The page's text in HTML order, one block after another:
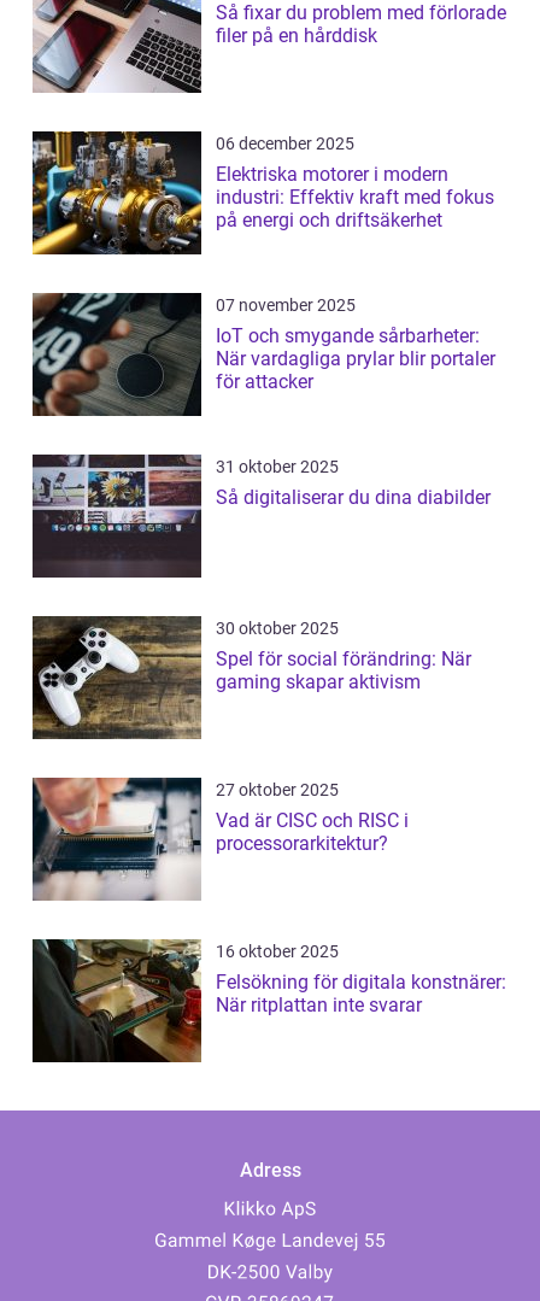
Så fixar du problem med förlorade
filer på en hårddisk
06 december 2025
Elektriska motorer i modern
industri: Effektiv kraft med fokus
på energi och driftsäkerhet
07 november 2025
IoT och smygande sårbarheter:
När vardagliga prylar blir portaler
för attacker
31 oktober 2025
Så digitaliserar du dina diabilder
30 oktober 2025
Spel för social förändring: När
gaming skapar aktivism
27 oktober 2025
Vad är CISC och RISC i
processorarkitektur?
16 oktober 2025
Felsökning för digitala konstnärer:
När ritplattan inte svarar
Adress